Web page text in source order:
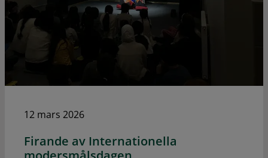
12 mars 2026
Firande av Internationella